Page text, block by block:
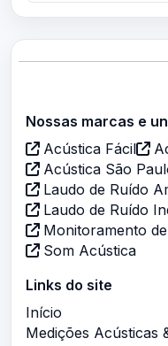
Nossas marcas e
Acústica Fácil
Acústica São
Laudo de Ruído
Laudo de Ruído
Monitoramento
Som Acústica
Links do site
Início
Medições Acústicas